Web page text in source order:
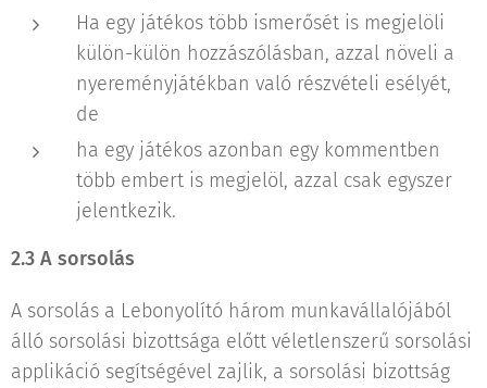
Ha egy játékos több ismerősét is megjelöli
külön-külön hozzászólásban, azzal növeli a
nyereményjátékban való részvételi esélyét,
de
ha egy játékos azonban egy kommentben
több embert is megjelöl, azzal csak egyszer
jelentkezik.
2.3 A sorsolás
A sorsolás a Lebonyolító három munkavállalójából
álló sorsolási bizottsága előtt véletlenszerű sorsolási
applikáció segítségével zajlik, a sorsolási bizottság